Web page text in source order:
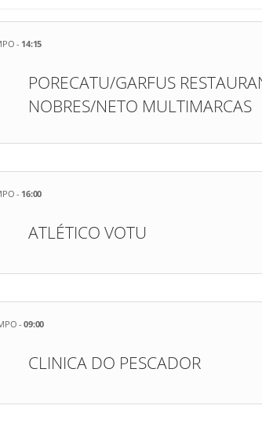
- 14:15
PORECATU/GARFUS
NOBRES/NETO MULTIMARCAS
- 16:00
ATLÉTICO VOTU
-09:00
CLINICA DO PESCADOR